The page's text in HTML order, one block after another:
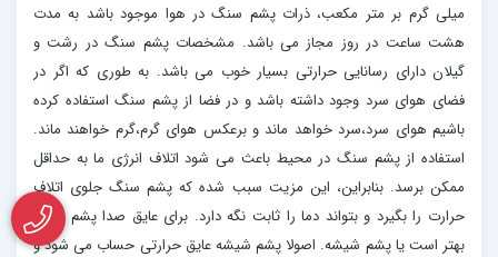
میلی گرم بر متر مکعب، ذرات پشم سنگ در هوا موجود باشد به مدت
هشت ساعت در روز مجاز می باشد. مشخصات پشم سنگ در رشت و
گیلان دارای رسانایی حرارتی بسیار خوب می باشد. به طوری که اگر در
فضای هوای سرد وجود داشته باشد و در فضا از پشم سنگ استفاده کرده
باشیم هوای سرد،سرد خواهد ماند و برعکس هوای گرم،گرم خواهند ماند.
استفاده از پشم سنگ در محیط باعث می شود اتلاف انرژی ما به حداقل
ممکن برسد. بنابراین، این مزیت سبب شده که پشم سنگ جلوی اتلاف
حرارت را بگیرد و بتواند دما را ثابت نگه دارد. برای عایق صدا پشم سنگ
بهتر است یا پشم شیشه. اصولا پشم شیشه عایق حرارتی حساب می شود و